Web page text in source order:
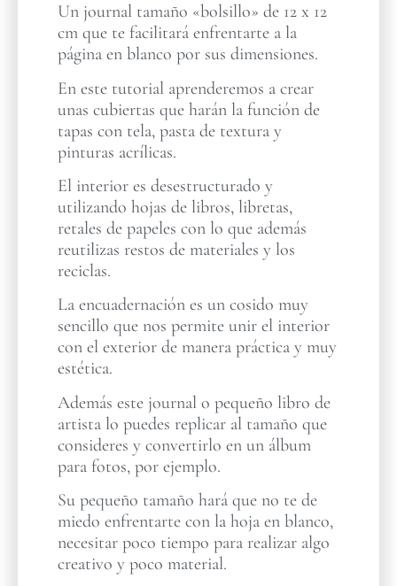
Un journal tamaño «bolsillo» de 12 x 12
cm que te facilitará enfrentarte a la
página en blanco por sus dimensiones.
En este tutorial aprenderemos a crear
unas cubiertas que harán la función de
tapas con tela, pasta de textura y
pinturas acrílicas.
El interior es desestructurado y
utilizando hojas de libros, libretas,
retales de papeles con lo que además
reutilizas restos de materiales y los
reciclas.
La encuadernación es un cosido muy
sencillo que nos permite unir el interior
con el exterior de manera práctica y muy
estética.
Además este journal o pequeño libro de
artista lo puedes replicar al tamaño que
consideres y convertirlo en un álbum
para fotos, por ejemplo.
Su pequeño tamaño hará que no te de
miedo enfrentarte con la hoja en blanco,
necesitar poco tiempo para realizar algo
creativo y poco material.